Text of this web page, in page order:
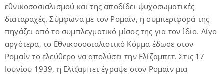
εθνικοσοσιαλισμού και της αποδίδει ψυχοσωματικές
διαταραχές. Σύμφωνα με τον Ρομαίν, η συμπεριφορά της
πηγάζει από το συμπλεγματικό μίσος της για τον ίδιο. Λίγο
αργότερα, το Εθνικοσοσιαλιστικό Κόμμα έδωσε στον
Ρομαίν το ελεύθερο να απολύσει την Ελίζαμπετ. Στις 17
Ιουνίου 1939, η Ελίζαμπετ έγραψε στον Ρομαίν μια